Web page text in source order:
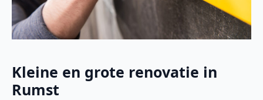
Kleine en grote renovatie in
Rumst